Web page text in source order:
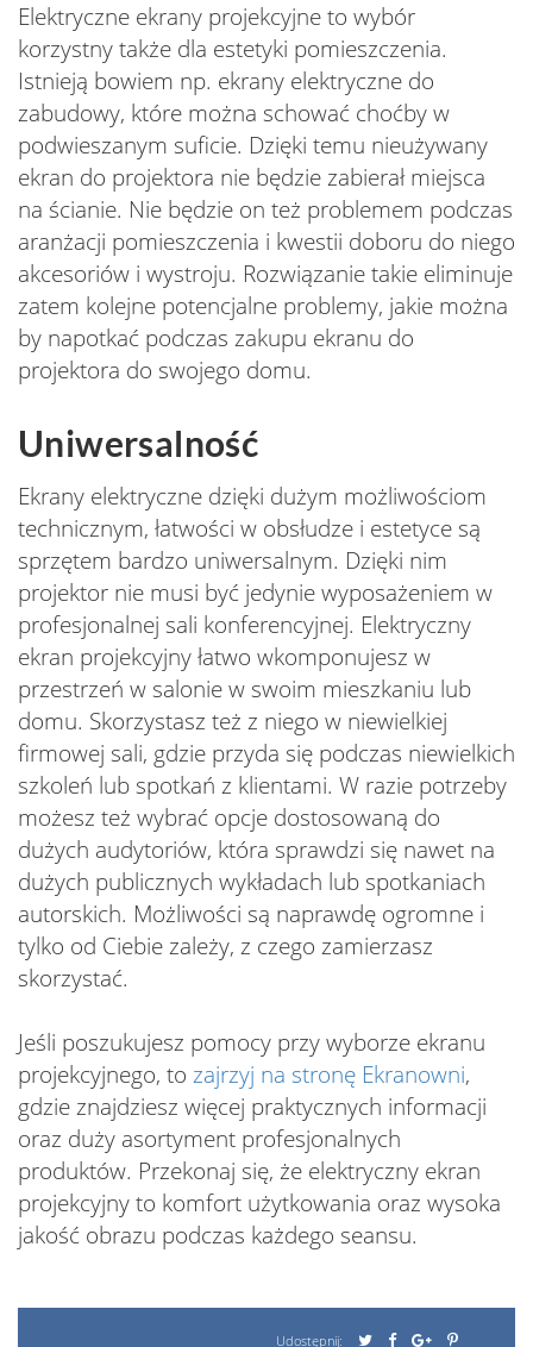
Elektryczne ekrany projekcyjne to wybór
korzystny także dla estetyki pomieszczenia.
Istnieją bowiem np. ekrany elektryczne do
zabudowy, które można schować choćby w
podwieszanym suficie. Dzięki temu nieużywany
ekran do projektora nie będzie zabierał miejsca
na ścianie. Nie będzie on też problemem podczas
aranżacji pomieszczenia i kwestii doboru do niego
akcesoriów i wystroju. Rozwiązanie takie eliminuje
zatem kolejne potencjalne problemy, jakie można
by napotkać podczas zakupu ekranu do
projektora do swojego domu.
Uniwersalność
Ekrany elektryczne dzięki dużym możliwościom
technicznym, łatwości w obsłudze i estetyce są
sprzętem bardzo uniwersalnym. Dzięki nim
projektor nie musi być jedynie wyposażeniem w
profesjonalnej sali konferencyjnej. Elektryczny
ekran projekcyjny łatwo wkomponujesz w
przestrzeń w salonie w swoim mieszkaniu lub
domu. Skorzystasz też z niego w niewielkiej
firmowej sali, gdzie przyda się podczas niewielkich
szkoleń lub spotkań z klientami. W razie potrzeby
możesz też wybrać opcje dostosowaną do
dużych audytoriów, która sprawdzi się nawet na
dużych publicznych wykładach lub spotkaniach
autorskich. Możliwości są naprawdę ogromne i
tylko od Ciebie zależy, z czego zamierzasz
skorzystać.
Jeśli poszukujesz pomocy przy wyborze ekranu
projekcyjnego, to zajrzyj na stronę Ekranowni,
gdzie znajdziesz więcej praktycznych informacji
oraz duży asortyment profesjonalnych
produktów. Przekonaj się, że elektryczny ekran
projekcyjny to komfort użytkowania oraz wysoka
jakość obrazu podczas każdego seansu.
Udostępnij: